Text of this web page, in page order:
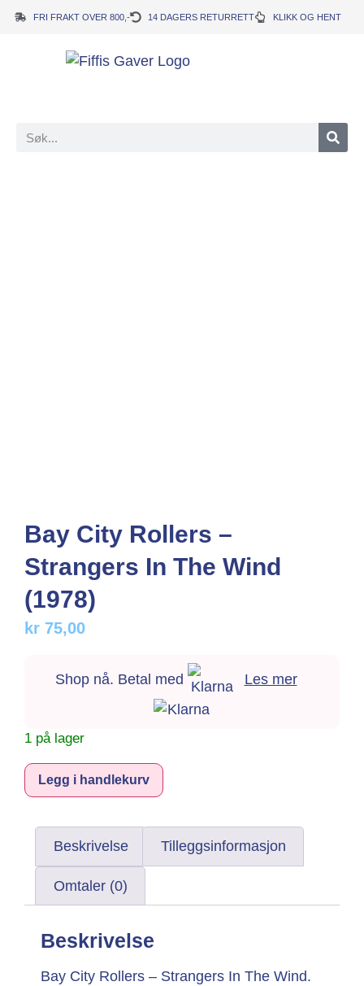
FRI FRAKT OVER 800,- 14 DAGERS RETURRETT KLIKK OG HENT
Bay City Rollers –
Strangers In The Wind
(1978)
kr 75,00
Shop nå. Betal med Les mer
1 på lager
Legg i handlekurv
Beskrivelse Tilleggsinformasjon
Omtaler (0)
Beskrivelse
Bay City Rollers – Strangers In The Wind.